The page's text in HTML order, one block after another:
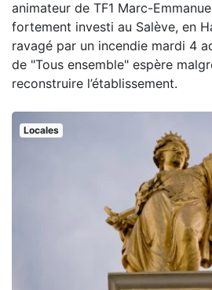
animateur de TF1 Marc-
fortement investi au Salève, en
ravagé par un incendie mardi 4
de "Tous ensemble" espère
reconstruire l’établissement.
Locales